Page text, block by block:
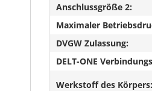
Anschlussgröße 2:
Maximaler
DVGW Zulassung:
DELT-ONE
Werkstoff des Körpers: